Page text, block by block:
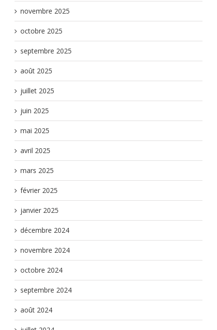
novembre 2025
octobre 2025
septembre 2025
août 2025
juillet 2025
juin 2025
mai 2025
avril 2025
mars 2025
février 2025
janvier 2025
décembre 2024
novembre 2024
octobre 2024
septembre 2024
août 2024